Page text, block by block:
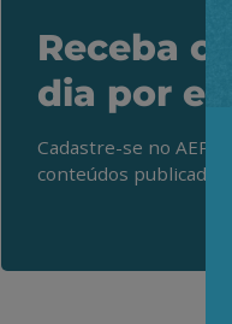
Receba
dia por e-
Cadastre-se no
conteúdos publicados